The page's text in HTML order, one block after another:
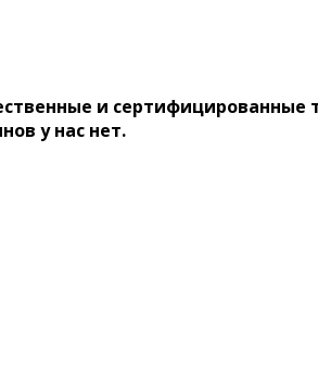
и сертифицированные
у нас нет.